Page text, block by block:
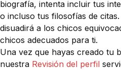
biografía, intenta incluir tus
o incluso tus filosofías de
disuadirá a los chicos
chicos adecuados para ti.
Una vez que hayas creado tu
nuestra Revisión del perfil